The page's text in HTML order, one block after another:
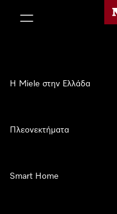
Η Miele στην Ελλάδα
Πλεονεκτήματα
Smart Home